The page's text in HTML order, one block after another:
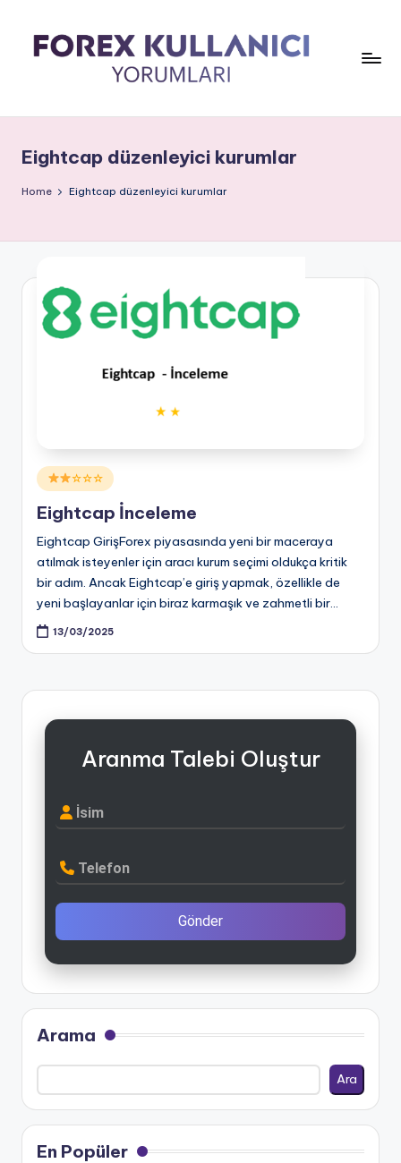
Eightcap düzenleyici kurumlar
Home Eightcap düzenleyici kurumlar
Posted
in
☆☆☆
Eightcap İnceleme
Eightcap GirişForex piyasasında yeni bir maceraya
atılmak isteyenler için aracı kurum seçimi oldukça kritik
bir adım. Ancak Eightcap’e giriş yapmak, özellikle de
yeni başlayanlar için biraz karmaşık ve zahmetli bir…
13/03/2025
Aranma Talebi Oluştur
İsim
Telefon
Gönder
Arama
Ara
En Popüler